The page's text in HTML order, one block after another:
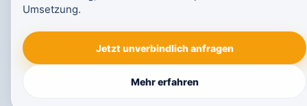
Umsetzung.
Jetzt unverbindlich anfragen
Mehr erfahren